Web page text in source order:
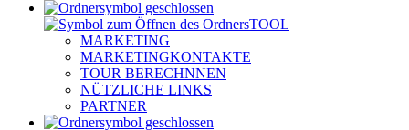
TOOL
MARKETING
MARKETINGKONTAKTE
TOUR BERECHNNEN
NÜTZLICHE LINKS
PARTNER